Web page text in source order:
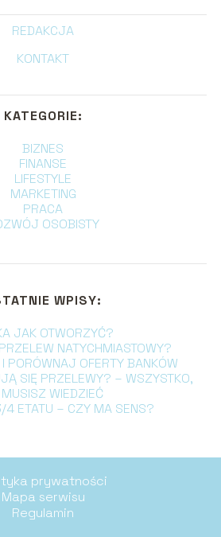
REDAKCJA
KONTAKT
KATEGORIE:
BIZNES
FINANSE
LIFESTYLE
MARKETING
PRACA
OSOBISTY
WPISY:
JAK OTWORZYĆ?
NATYCHMIASTOWY?
PORÓWNAJ OFERTY BANKÓW
SIĘ PRZELEWY? – WSZYSTKO,
WIEDZIEĆ
4 ETATU – CZY MA SENS?
prywatności
Mapa serwisu
Regulamin